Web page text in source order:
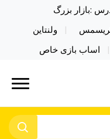
:بازار بزرگ
ولنتاین
اساب بازی خاص
هالووین
اکسسوری
تراول ماگ نایکر
تاین کادویی
مستقیم